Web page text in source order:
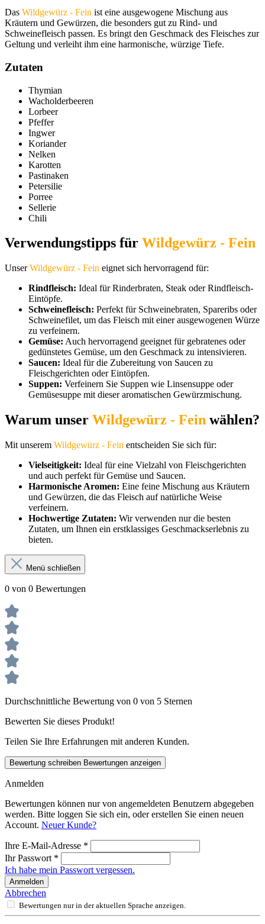
Das Wildgewürz - Fein ist eine ausgewogene Mischung aus
Kräutern und Gewürzen, die besonders gut zu Rind- und
Schweinefleisch passen. Es bringt den Geschmack des Fleisches zur
Geltung und verleiht ihm eine harmonische, würzige Tiefe.
Zutaten
Thymian
Wacholderbeeren
Lorbeer
Pfeffer
Ingwer
Koriander
Nelken
Karotten
Pastinaken
Petersilie
Porree
Sellerie
Chili
Verwendungstipps für Wildgewürz - Fein
UnserWildgewürz - Fein eignet sich hervorragend für:
Rindfleisch: Ideal für Rinderbraten, Steak oder Rindfleisch-
Eintöpfe.
Schweinefleisch: Perfekt für Schweinebraten, Spareribs oder
Schweinefilet, um das Fleisch mit einer ausgewogenen Würze
zu verfeinern.
Gemüse: Auch hervorragend geeignet für gebratenes oder
gedünstetes Gemüse, um den Geschmack zu intensivieren.
Saucen: Ideal für die Zubereitung von Saucen zu
Fleischgerichten oder Eintöpfen.
Suppen: Verfeinern Sie Suppen wie Linsensuppe oder
Gemüsesuppe mit dieser aromatischen Gewürzmischung.
Warum unser Wildgewürz - Fein wählen?
Mit unserem Wildgewürz - Fein entscheiden Sie sich für:
Vielseitigkeit: Ideal für eine Vielzahl von Fleischgerichten
und auch perfekt für Gemüse und Saucen.
Harmonische Aromen: Eine feine Mischung aus Kräutern
und Gewürzen, die das Fleisch auf natürliche Weise
verfeinern.
Hochwertige Zutaten: Wir verwenden nur die besten
Zutaten, um Ihnen ein erstklassiges Geschmackserlebnis zu
bieten.
Menü schließen
0 von 0 Bewertungen
Durchschnittliche Bewertung von 0 von 5 Sternen
Bewerten Sie dieses Produkt!
Teilen Sie Ihre Erfahrungen mit anderen Kunden.
Bewertung schreiben Bewertungen anzeigen
Anmelden
Bewertungen können nur von angemeldeten Benutzern abgegeben
werden. Bitte loggen Sie sich ein, oder erstellen Sie einen neuen
Account. Neuer Kunde?
Ihre E-Mail-Adresse *
Ihr Passwort *
Ich habe mein Passwort vergessen.
Anmelden
Abbrechen
Bewertungen nur in der aktuellen Sprache anzeigen.